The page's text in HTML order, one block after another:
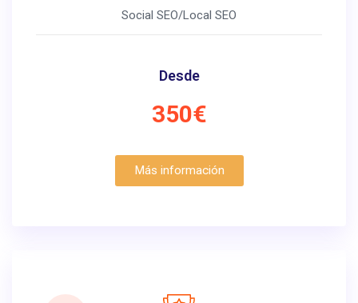
Social SEO/Local SEO
Desde
350€
Más información